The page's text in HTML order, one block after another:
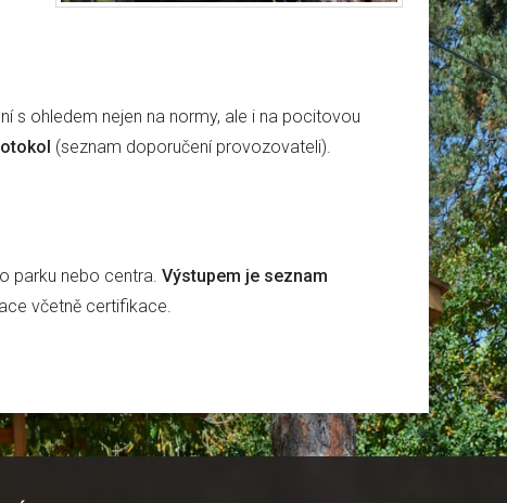
s ohledem nejen na normy, ale i na pocitovou
(seznam doporučení provozovateli).
parku nebo centra. Výstupem je seznam
včetně certifikace.